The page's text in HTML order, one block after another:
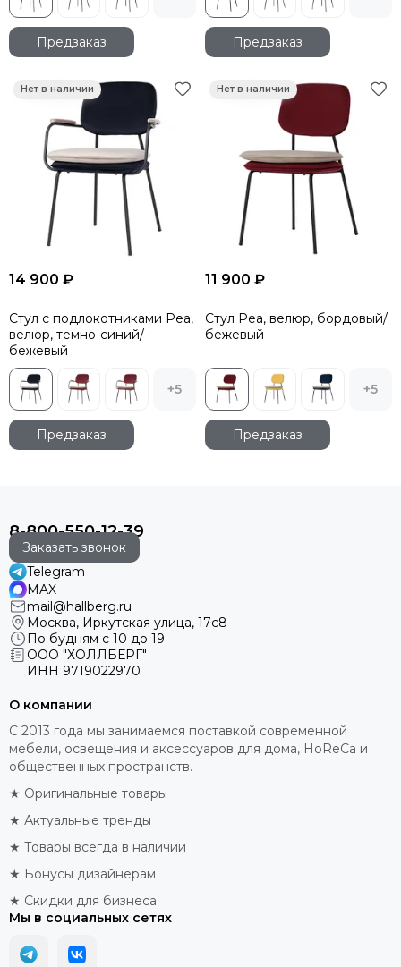
Предзаказ Предзаказ
14 900 ₽
Стул с подлокотниками Pea,
велюр, темно-синий/
бежевый
+5
Предзаказ
11 900 ₽
Стул Pea, велюр, бордовый/
бежевый
+5
Предзаказ
8-800-550-12-39
Заказать звонок
Telegram
MAX
mail@hallberg.ru
Москва, Иркутская улица, 17с8
По будням с 10 до 19
ООО "ХОЛЛБЕРГ"
ИНН 9719022970
О компании
С 2013 года мы занимаемся поставкой современной
мебели, освещения и аксессуаров для дома, HoReCa и
общественных пространств.
★ Оригинальные товары
★ Актуальные тренды
★ Товары всегда в наличии
★ Бонусы дизайнерам
★ Скидки для бизнеса
Мы в социальных сетях